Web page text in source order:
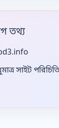
তথ্য
সাইট